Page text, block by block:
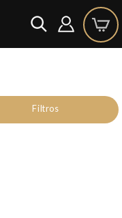
Filtros